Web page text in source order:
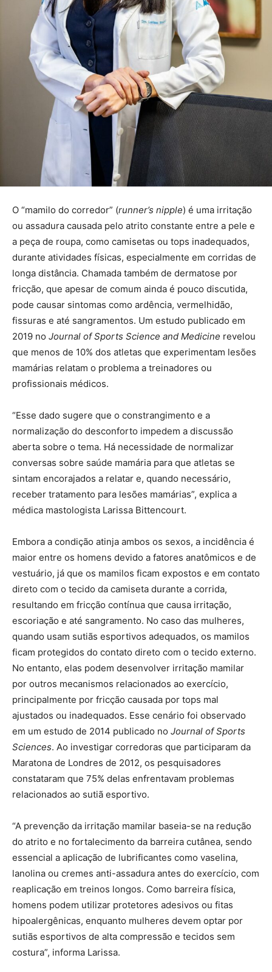
O “mamilo do corredor” (runner’s nipple) é uma irritação
ou assadura causada pelo atrito constante entre a pele e
a peça de roupa, como camisetas ou tops inadequados,
durante atividades físicas, especialmente em corridas de
longa distância. Chamada também de dermatose por
fricção, que apesar de comum ainda é pouco discutida,
pode causar sintomas como ardência, vermelhidão,
fissuras e até sangramentos. Um estudo publicado em
2019 no Journal of Sports Science and Medicine revelou
que menos de 10% dos atletas que experimentam lesões
mamárias relatam o problema a treinadores ou
profissionais médicos.
“Esse dado sugere que o constrangimento e a
normalização do desconforto impedem a discussão
aberta sobre o tema. Há necessidade de normalizar
conversas sobre saúde mamária para que atletas se
sintam encorajados a relatar e, quando necessário,
receber tratamento para lesões mamárias”, explica a
médica mastologista Larissa Bittencourt.
Embora a condição atinja ambos os sexos, a incidência é
maior entre os homens devido a fatores anatômicos e de
vestuário, já que os mamilos ficam expostos e em contato
direto com o tecido da camiseta durante a corrida,
resultando em fricção contínua que causa irritação,
escoriação e até sangramento. No caso das mulheres,
quando usam sutiãs esportivos adequados, os mamilos
ficam protegidos do contato direto com o tecido externo.
No entanto, elas podem desenvolver irritação mamilar
por outros mecanismos relacionados ao exercício,
principalmente por fricção causada por tops mal
ajustados ou inadequados. Esse cenário foi observado
em um estudo de 2014 publicado no Journal of Sports
Sciences. Ao investigar corredoras que participaram da
Maratona de Londres de 2012, os pesquisadores
constataram que 75% delas enfrentavam problemas
relacionados ao sutiã esportivo.
“A prevenção da irritação mamilar baseia-se na redução
do atrito e no fortalecimento da barreira cutânea, sendo
essencial a aplicação de lubrificantes como vaselina,
lanolina ou cremes anti-assadura antes do exercício, com
reaplicação em treinos longos. Como barreira física,
homens podem utilizar protetores adesivos ou fitas
hipoalergênicas, enquanto mulheres devem optar por
sutiãs esportivos de alta compressão e tecidos sem
costura”, informa Larissa.